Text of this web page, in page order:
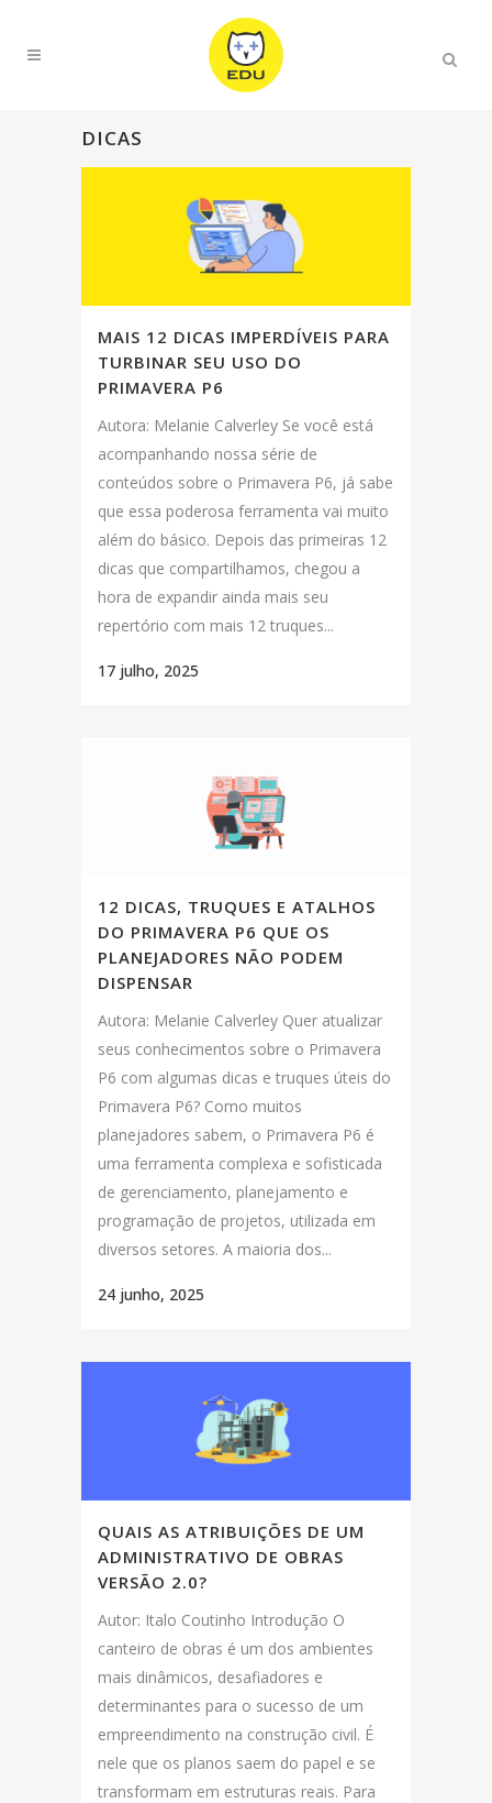
DICAS
MAIS 12 DICAS IMPERDÍVEIS PARA
TURBINAR SEU USO DO
PRIMAVERA P6
Autora: Melanie Calverley Se você está
acompanhando nossa série de
conteúdos sobre o Primavera P6, já sabe
que essa poderosa ferramenta vai muito
além do básico. Depois das primeiras 12
dicas que compartilhamos, chegou a
hora de expandir ainda mais seu
repertório com mais 12 truques...
17 julho, 2025
12 DICAS, TRUQUES E ATALHOS
DO PRIMAVERA P6 QUE OS
PLANEJADORES NÃO PODEM
DISPENSAR
Autora: Melanie Calverley Quer atualizar
seus conhecimentos sobre o Primavera
P6 com algumas dicas e truques úteis do
Primavera P6? Como muitos
planejadores sabem, o Primavera P6 é
uma ferramenta complexa e sofisticada
de gerenciamento, planejamento e
programação de projetos, utilizada em
diversos setores. A maioria dos...
24 junho, 2025
QUAIS AS ATRIBUIÇÕES DE UM
ADMINISTRATIVO DE OBRAS
VERSÃO 2.0?
Autor: Italo Coutinho Introdução O
canteiro de obras é um dos ambientes
mais dinâmicos, desafiadores e
determinantes para o sucesso de um
empreendimento na construção civil. É
nele que os planos saem do papel e se
transformam em estruturas reais. Para